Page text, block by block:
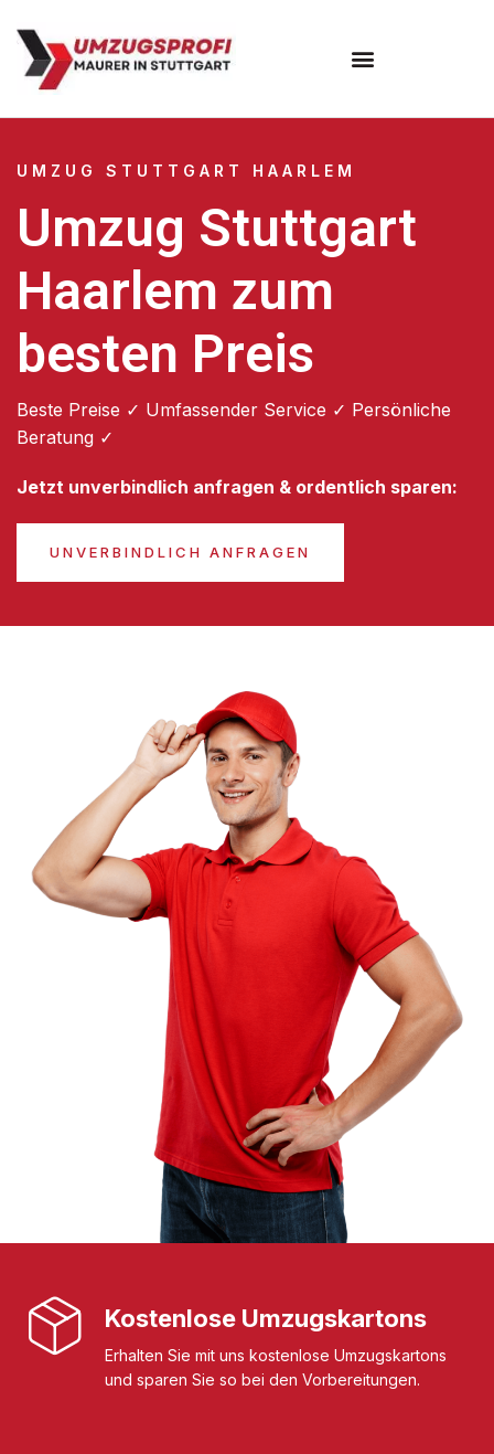
UMZUG STUTTGART HAARLEM
Umzug Stuttgart
Haarlem zum
besten Preis
Beste Preise ✓ Umfassender Service ✓ Persönliche
Beratung ✓
Jetzt unverbindlich anfragen & ordentlich sparen:
UNVERBINDLICH ANFRAGEN
Kostenlose Umzugskartons
Erhalten Sie mit uns kostenlose Umzugskartons
und sparen Sie so bei den Vorbereitungen.